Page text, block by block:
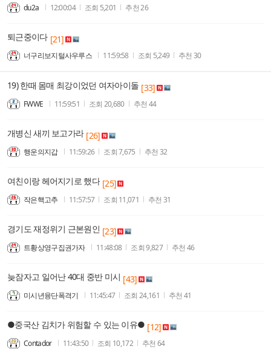
du2a 12:00:04 조회 5,201 추천26
퇴근중이다 [21]
너구리보지털사우루스 11:59:58 조회 5,249 추천 30
19) 한때 몸매 최강이었던 여자아이돌 [33]
FWWE 11:59:51 조회 20,680 추천 44
개병신 새끼 보고가라 [26]
행운의지갑 11:59:26 조회7,675 추천 32
여친이랑 헤어지기로 했다 [25]
작은핵고추 11:57:57 조회 11,071 추천 31
경기도 재정위기 근본원인 [23]
트황상영구집권가자 11:48:08 조회9,827 추천 46
늦잠자고 일어난 40대 중반 미시 [43]
미시년융단폭격기 11:45:47 조회 24,161 추천 41
●중국산 김치가 위험할 수 있는 이유● [12]
Contador 11:43:50 조회 10,172 추천 64